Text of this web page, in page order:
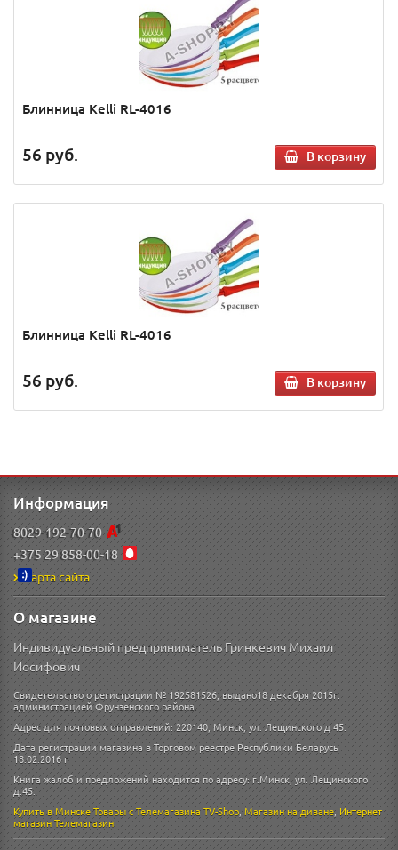
Блинница Kelli RL-4016
56 руб. В корзину
Блинница Kelli RL-4016
56 руб. В корзину
Информация
8029-192-70-70
+375 29 858-00-18
Карта сайта
О магазине
Индивидуальный предприниматель Гринкевич Михаил
Иосифович
Свидетельство о регистрации № 192581526, выдано18 декабря 2015г.
администрацией Фрунзенского района.
Адрес для почтовых отправлений: 220140, Минск, ул. Лещинского д 45.
Дата регистрации магазина в Торговом реестре Республики Беларусь
18.02.2016 г
Книга жалоб и предложений находится по адресу: г.Минск, ул. Лещинского
д.45.
Купить в МинскеТовары с Телемагазина TV-Shop,Магазин на диване,Интернет
магазинТелемагазин